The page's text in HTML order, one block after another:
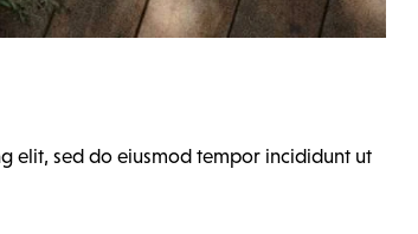
elit, sed do eiusmod tempor incididunt ut